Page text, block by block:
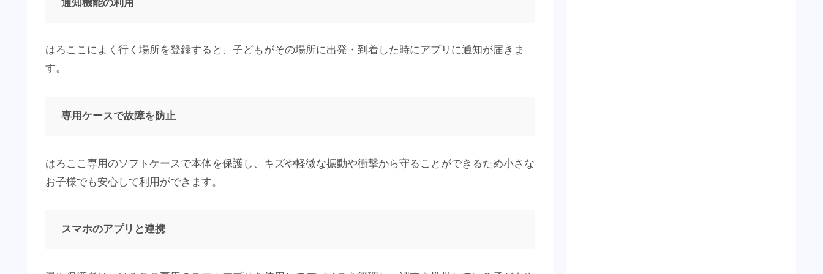
通知機能の利用
はろここによく行く場所を登録すると、子どもがその場所に出発・到着した時にアプリに通知が届きま
す。
専用ケースで故障を 防止
はろここ専用のソフトケースで本体を保護し、キズや軽微な振動や衝撃から守ることができるため小さな
お子様でも安心して利用ができます。
スマホのアプリと連携